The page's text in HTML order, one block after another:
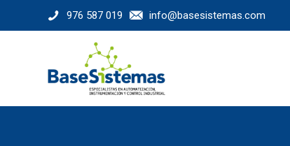
976 587 019 info@basesistemas.com